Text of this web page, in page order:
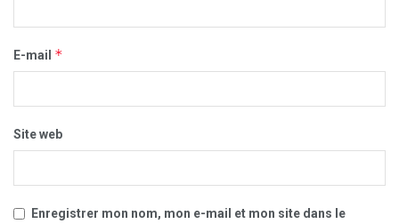
E-mail *
Site web
Enregistrer mon nom, mon e-mail et mon site dans le